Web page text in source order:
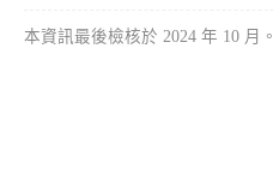
本資訊最後檢核於 2024 年 10 月。